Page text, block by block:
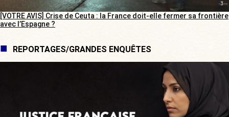
[VOTRE AVIS] Crise de Ceuta : la France doit-elle fermer sa frontière
avec l’Espagne ?
REPORTAGES/GRANDES ENQUÊTES